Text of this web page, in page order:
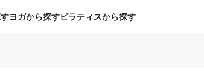
ヨガから探すピラティスから探す